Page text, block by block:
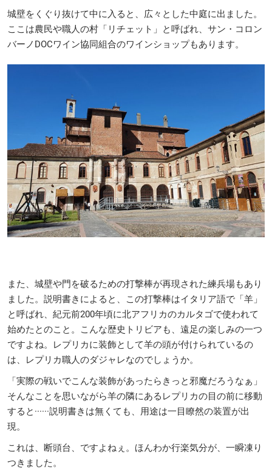
城壁をくぐり抜けて中に入ると、広々とした中庭に出ました。
ここは農民や職人の村「リチェット」と呼ばれ、サン・コロン
バーノDOCワイン協同組合のワインショップもあります。
また、城壁や門を破るための打撃棒が再現された練兵場もあり
ました。説明書きによると、この打撃棒はイタリア語で「羊」
と呼ばれ、紀元前200年頃に北アフリカのカルタゴで使われて
始めたとのこと。こんな歴史トリビアも、遠足の楽しみの一つ
ですよね。レプリカに装飾として羊の頭が付けられているの
は、レプリカ職人のダジャレなのでしょうか。
「実際の戦いでこんな装飾があったらきっと邪魔だろうなぁ」
そんなことを思いながら羊の隣にあるレプリカの目の前に移動
すると······説明書きは無くても、用途は一目瞭然の装置が出
現。
これは、断頭台、ですよねぇ。ほんわか行楽気分が、一瞬凍り
つきました。